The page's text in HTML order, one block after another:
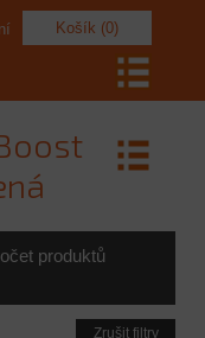
Košík (0)
produktů
Zrušit filtry